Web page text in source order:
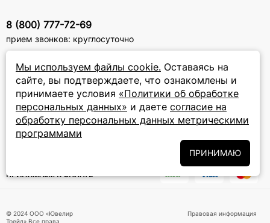
Мы используем файлы cookie. Оставаясь на
сайте, вы подтверждаете, что ознакомлены и
принимаете условия «Политики об обработке
персональных данных» и даете согласие на
обработку персональных данных метрическими
программами
ПРИНИМАЮ
8 (800) 777-72-69
прием звонков: круглосуточно
ПОДПИСКА НА РАССЫЛКУ
Подписаться на новости
Подписываясь на рассылку, вы соглашаетесь с условиямиПолитики
обработки персональных данных
обработку
ПРИНИМАЕМ К ОПЛАТЕ
© 2024 ООО «Ювелир
Трейд».Все права
Правовая информация